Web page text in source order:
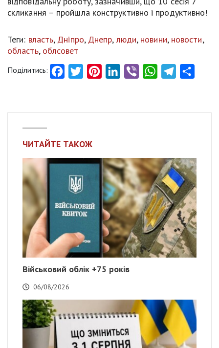
скликання – пройшла конструктивно і продуктивно!
Теги: власть, Дніпро, Днепр,люди, новини, новости,
область, облсовет
Поділитись: FacebookTwitter PinterestLinkedInViber WhatsAppTelegram
ЧИТАЙТЕ ТАКОЖ
Військовий облік +75 років
06/08/2026